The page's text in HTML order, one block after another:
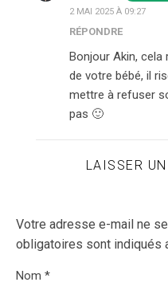
2 MAI 2025 À 09:27
RÉPONDRE
Bonjour Akin,
de votre bébé, il
mettre à refuser
pas 🙂
LAISSER
Votre adresse e-mail ne
obligatoires sont indiqués
Nom *